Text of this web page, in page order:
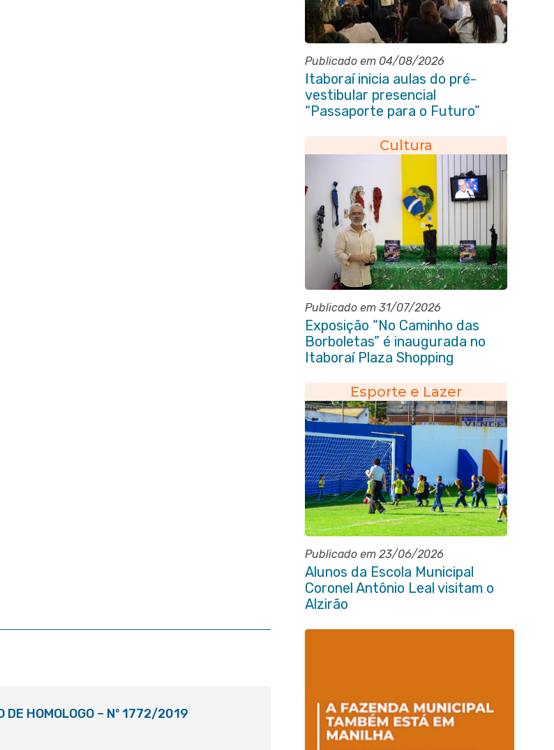
Publicado em 04/08/2026
Itaboraí inicia aulas do pré-
vestibular presencial
“Passaporte para o Futuro”
Cultura
Publicado em 31/07/2026
Exposição “No Caminho das
Borboletas” é inaugurada no
Itaboraí Plaza Shopping
Esporte e Lazer
Publicado em 23/06/2026
Alunos da Escola Municipal
Coronel Antônio Leal visitam o
Alzirão
DE HOMOLOGO – Nº 1772/2019